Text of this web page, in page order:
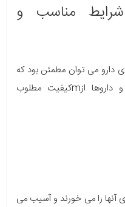
شرایط مناسب و
دارو می توان مطمئن بود که
شرایط نگهداری آنها مناسب بوده و داروها ازmکیفیت مطلوب
آنها را می خورند و آسیب می